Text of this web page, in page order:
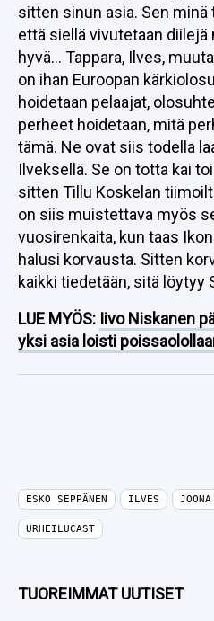
sitten sinun asia. Sen
että siellä vivutetaan diilejä
hyvä… Tappara, Ilves,
on ihan Euroopan
hoidetaan pelaajat,
perheet hoidetaan, mitä
tämä. Ne ovat siis todella
Ilveksellä. Se on totta kai
sitten Tillu Koskelan
on siis muistettava myös
vuosirenkaita, kun taas
halusi korvausta. Sitten
kaikki tiedetään, sitä löytyy
LUE MYÖS: Iivo Niskanen
yksi asia loisti
ESKO SEPPÄNEN ILVES
URHEILUCAST
TUOREIMMAT UUTISET